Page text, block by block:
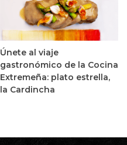
Únete al viaje
gastronómico de la Cocina
Extremeña: plato estrella,
la Cardincha